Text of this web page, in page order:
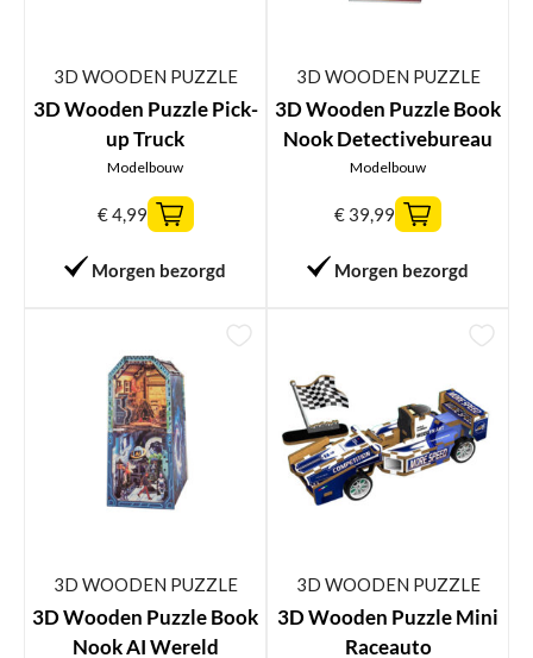
3D WOODEN PUZZLE
3D Wooden Puzzle Pick-
up Truck
Modelbouw
€4,99
Morgen bezorgd
3D WOODEN PUZZLE
3D Wooden Puzzle Book
Nook Detectivebureau
Modelbouw
€ 39,99
Morgen bezorgd
3D WOODEN PUZZLE
3D Wooden Puzzle Book
Nook AI Wereld
3D WOODEN PUZZLE
3D Wooden Puzzle Mini
Raceauto